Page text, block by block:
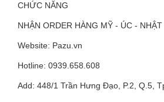
CHỨC NĂNG
NHẬN ORDER HÀNG MỸ - ÚC - NHẬT
Website: Pazu.vn
Hotline: 0939.658.608
Add: 448/1 Trần Hưng Đạo, P.2, Q.5,